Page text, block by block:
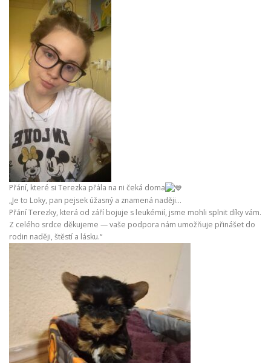
Přání, které si Terezka přála na ni čeká doma
„Je to Loky, pan pejsek úžasný a znamená naději…
Přání Terezky, která od září bojuje s leukémií, jsme mohli splnit díky vám.
Z celého srdce děkujeme — vaše podpora nám umožňuje přinášet do
rodin naději, štěstí a lásku.“